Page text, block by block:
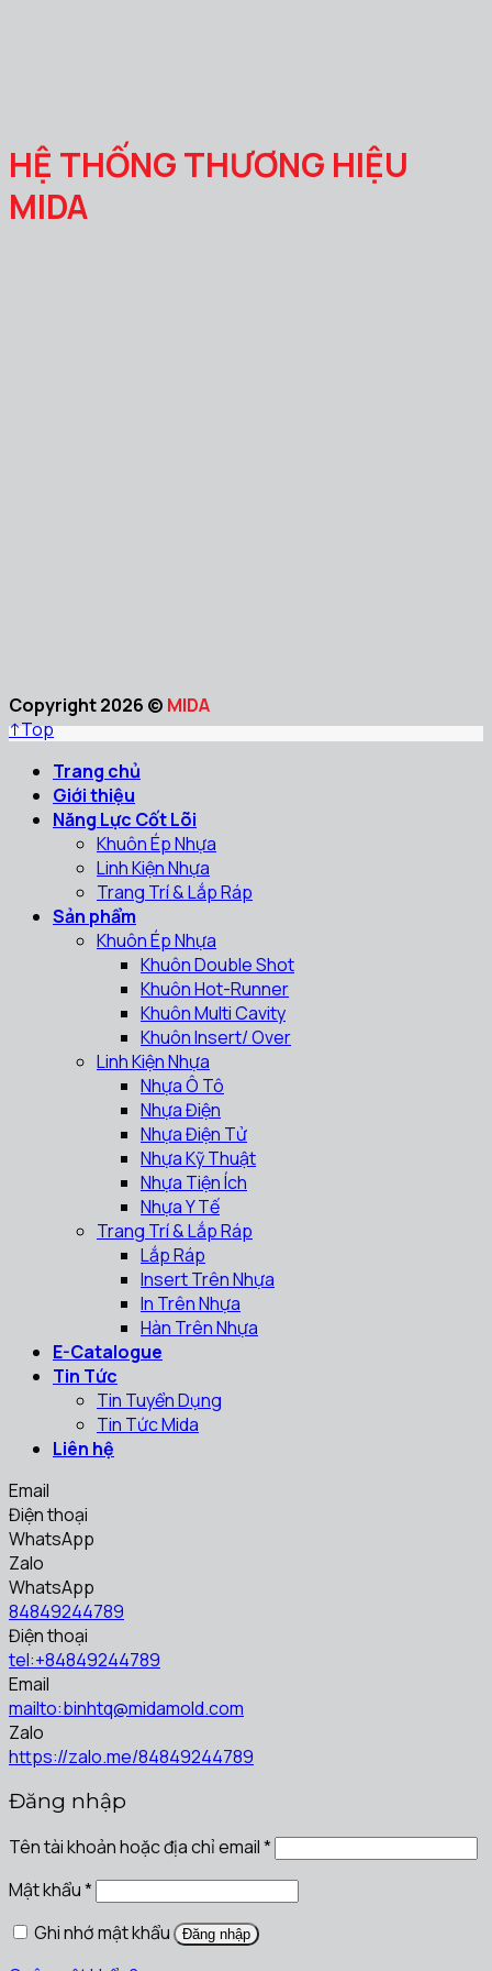
HỆ THỐNG THƯƠNG HIỆU
MIDA
Copyright 2026 © MIDA
↑Top
Trang chủ
Giới thiệu
Năng Lực Cốt Lõi
Khuôn Ép Nhựa
Linh Kiện Nhựa
Trang Trí & Lắp Ráp
Sản phẩm
Khuôn Ép Nhựa
Khuôn Double Shot
Khuôn Hot-Runner
Khuôn Multi Cavity
Khuôn Insert/ Over
Linh Kiện Nhựa
Nhựa Ô Tô
Nhựa Điện
Nhựa Điện Tử
Nhựa Kỹ Thuật
Nhựa Tiện Ích
Nhựa Y Tế
Trang Trí & Lắp Ráp
Lắp Ráp
Insert Trên Nhựa
In Trên Nhựa
Hàn Trên Nhựa
E-Catalogue
Tin Tức
Tin Tuyển Dụng
Tin Tức Mida
Liên hệ
Email
Điện thoại
WhatsApp
Zalo
WhatsApp
84849244789
Điện thoại
tel:+84849244789
Email
mailto:binhtq@midamold.com
Zalo
https://zalo.me/84849244789
Đăng nhập
Tên tài khoản hoặc địa chỉ email*
Mật khẩu*
Ghi nhớ mật khẩu
Đăng nhập